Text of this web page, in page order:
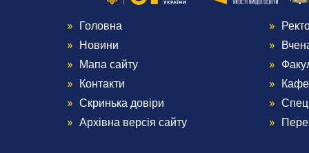
Menu
Footer
1
Головна
Новини
Мапа сайту
Контакти
Скринька довіри
Архівна версія сайту
2